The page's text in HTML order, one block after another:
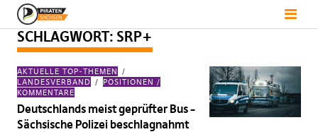
SCHLAGWORT: SRP+
AKTUELLE TOP-THEMEN
LANDESVERBAND
POSITIONEN /
KOMMENTARE
Deutschlands meist geprüfter Bus –
Sächsische Polizei beschlagnahmt